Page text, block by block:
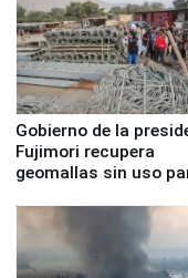
Gobierno de la
Fujimori recupera
geomallas sin uso
Fenómeno El Niño